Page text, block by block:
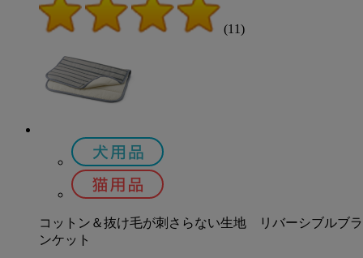
(11)
コットン＆抜け毛が刺さらない生地 リバーシブルブラ
ンケット